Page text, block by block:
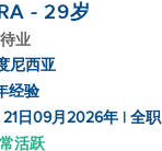
- 29岁
业
尼西亚
经验
21日09月2026年 | 全职
活跃